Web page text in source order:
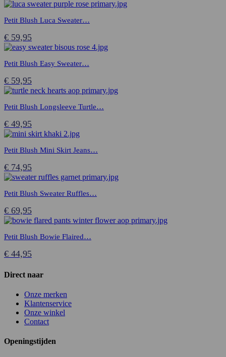
Petit Blush Luca Sweater…
€ 59,95
Petit Blush Easy Sweater…
€ 59,95
Petit Blush Longsleeve Turtle…
€ 49,95
Petit Blush Mini Skirt Jeans…
€ 74,95
Petit Blush Sweater Ruffles…
€ 69,95
Petit Blush Bowie Flaired…
€ 44,95
Direct naar
Onze merken
Klantenservice
Onze winkel
Contact
Openingstijden